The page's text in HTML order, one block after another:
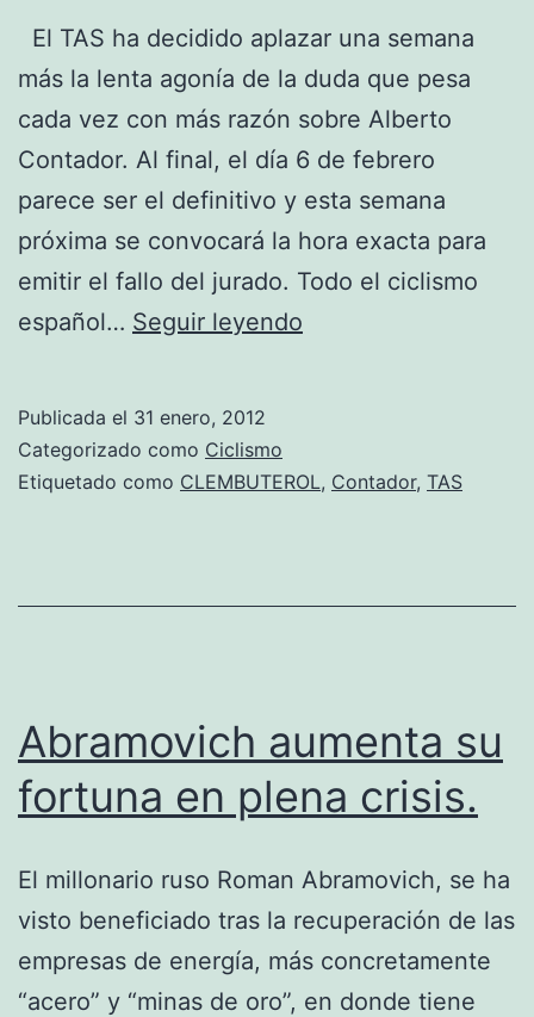
El TAS ha decidido aplazar una semana
más la lenta agonía de la duda que pesa
cada vez con más razón sobre Alberto
Contador. Al final, el día 6 de febrero
parece ser el definitivo y esta semana
próxima se convocará la hora exacta para
emitir el fallo del jurado. Todo el ciclismo
español… Seguir leyendo
fallo
Contador
Publicada el 31 enero, 2012
Categorizado como Ciclismo
Etiquetado como CLEMBUTEROL, Contador, TAS
Abramovich aumenta su
fortuna en plena crisis.
El millonario ruso Roman Abramovich, se ha
visto beneficiado tras la recuperación de las
empresas de energía, más concretamente
“acero” y “minas de oro”, en donde tiene